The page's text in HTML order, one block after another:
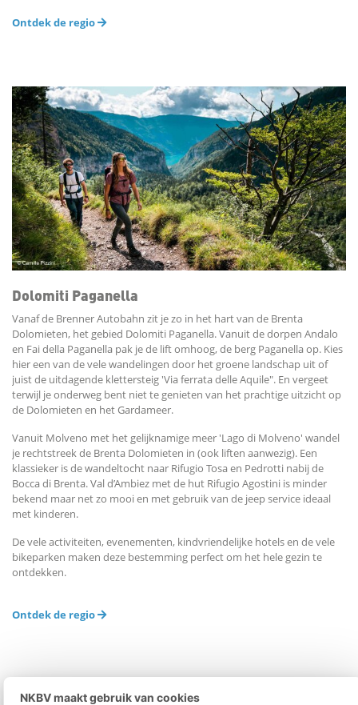
NKBV maakt gebruik van cookies
Ontdek de regio
Dolomiti Paganella
Vanaf de Brenner Autobahn zit je zo in het hart van de Brenta
Dolomieten, het gebied Dolomiti Paganella. Vanuit de dorpen Andalo
en Fai della Paganella pak je de lift omhoog, de berg Paganella op. Kies
hier een van de vele wandelingen door het groene landschap uit of
juist de uitdagende klettersteig 'Via ferrata delle Aquile". En vergeet
terwijl je onderweg bent niet te genieten van het prachtige uitzicht op
de Dolomieten en het Gardameer.
Vanuit Molveno met het gelijknamige meer 'Lago di Molveno' wandel
je rechtstreek de Brenta Dolomieten in (ook liften aanwezig). Een
klassieker is de wandeltocht naar Rifugio Tosa en Pedrotti nabij de
Bocca di Brenta. Val d’Ambiez met de hut Rifugio Agostini is minder
bekend maar net zo mooi en met gebruik van de jeep service ideaal
met kinderen.
De vele activiteiten, evenementen, kindvriendelijke hotels en de vele
bikeparken maken deze bestemming perfect om het hele gezin te
ontdekken.
Ontdek de regio